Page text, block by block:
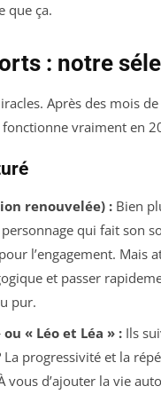
que ça.
: notre
Après des mois de
vraiment en
renouvelée) :Bien
qui fait son
l’engagement. Mais
et passer
pur.
« Léo et Léa » :Ils
progressivité et la
d’ajouter la vie